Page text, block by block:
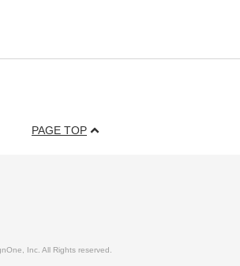
PAGE TOP
Inc. All Rights reserved.